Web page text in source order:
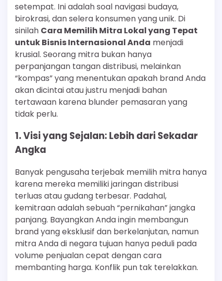
setempat. Ini adalah soal navigasi budaya,
birokrasi, dan selera konsumen yang unik. Di
sinilah Cara Memilih Mitra Lokal yang Tepat
untuk Bisnis Internasional Anda menjadi
krusial. Seorang mitra bukan hanya
perpanjangan tangan distribusi, melainkan
“kompas” yang menentukan apakah brand Anda
akan dicintai atau justru menjadi bahan
tertawaan karena blunder pemasaran yang
tidak perlu.
1. Visi yang Sejalan: Lebih dari Sekadar
Angka
Banyak pengusaha terjebak memilih mitra hanya
karena mereka memiliki jaringan distribusi
terluas atau gudang terbesar. Padahal,
kemitraan adalah sebuah “pernikahan” jangka
panjang. Bayangkan Anda ingin membangun
brand yang eksklusif dan berkelanjutan, namun
mitra Anda di negara tujuan hanya peduli pada
volume penjualan cepat dengan cara
membanting harga. Konflik pun tak terelakkan.